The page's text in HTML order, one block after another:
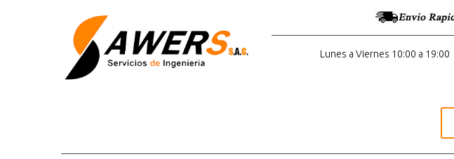
Lunes a Viernes 10:00 a 19:00